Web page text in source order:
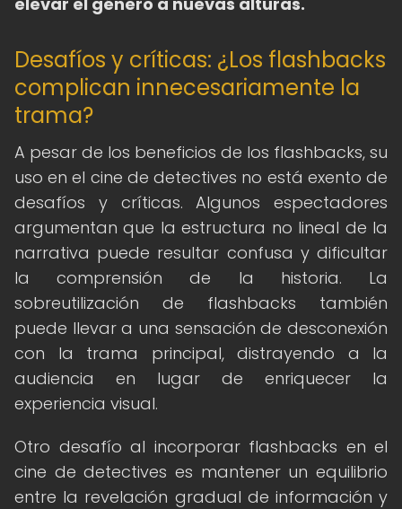
Desafíos y críticas: ¿Los flashbacks
complican innecesariamente la
trama?
A pesar de los beneficios de los flashbacks, su
uso en el cine de detectives no está exento de
desafíos y críticas. Algunos espectadores
argumentan que la estructura no lineal de la
narrativa puede resultar confusa y dificultar
la comprensión de la historia. La
sobreutilización de flashbacks también
puede llevar a una sensación de desconexión
con la trama principal, distrayendo a la
audiencia en lugar de enriquecer la
experiencia visual.
Otro desafío al incorporar flashbacks en el
cine de detectives es mantener un equilibrio
entre la revelación gradual de información y